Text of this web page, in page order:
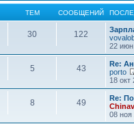
ТЕМ СООБЩЕНИЙ
30 122
22 июн
5 43
Re:
porto
18 окт
8 49
Re:
08 ноя